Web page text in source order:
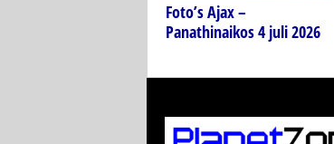
Foto’s Ajax –
Panathinaikos 4 juli 2026